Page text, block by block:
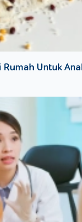
satu bagian tubuh
Untuk